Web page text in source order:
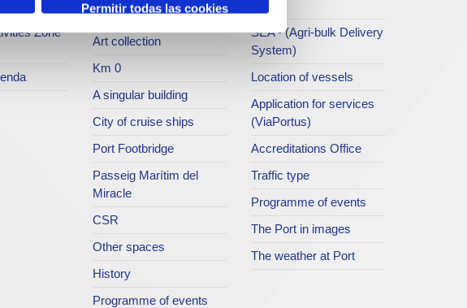
Permitir todas las cookies
Zone
Teatret del Serrallo
Art collection
Km 0
A singular building
City of cruise ships
Port Footbridge
Passeig Marítim del
Miracle
CSR
Other spaces
History
Programme of events
SEA - (Agri-bulk Delivery
System)
Location of vessels
Application for services
(ViaPortus)
Accreditations Office
Traffic type
Programme of events
The Port in images
The weather at Port